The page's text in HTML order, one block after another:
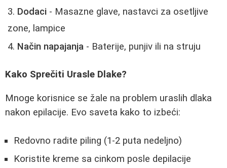
Dodaci - Masazne glave, nastavci za osetljive
zone, lampice
Način napajanja - Baterije, punjiv ili na struju
Kako Sprečiti Urasle Dlake?
Mnoge korisnice se žale na problem uraslih dlaka
nakon epilacije. Evo saveta kako to izbeći:
Redovno radite piling (1-2 puta nedeljno)
Koristite kreme sa cinkom posle depilacije